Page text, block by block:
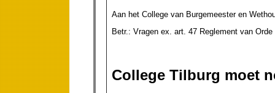
Aan het College van Burgemeester en
Betr.: Vragen ex. art. 47
College Tilburg moet